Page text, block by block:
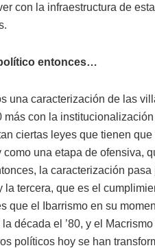
con la infraestructura de
entonces…
una caracterización de las
más con la
ciertas leyes que tienen
una etapa de ofensiva,
la caracterización
la tercera, que es el
que el Ibarrismo en su
década el ’80, y el
políticos hoy se han